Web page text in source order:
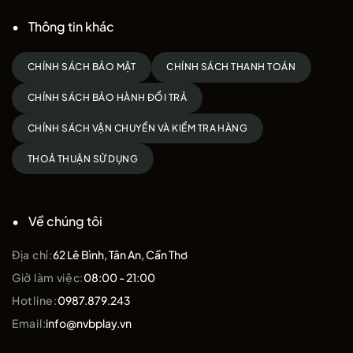
Thông tin khác
CHÍNH SÁCH BẢO MẬT CHÍNH SÁCH THANH TOÁN
CHÍNH SÁCH BẢO HÀNH ĐỔI TRẢ
CHÍNH SÁCH VẬN CHUYỂN VÀ KIỂM TRA HÀNG
THOẢ THUẬN SỬ DỤNG
Về chúng tôi
Địa chỉ:62 Lê Bình, Tân An, Cần Thơ
Giờ làm việc:08:00 - 21:00
Hotline:0987.879.243
Email:info@nvbplay.vn